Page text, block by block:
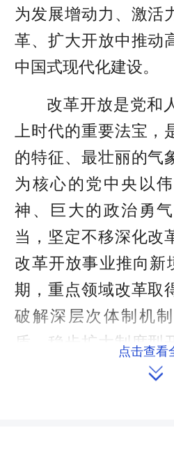
为发展增动力、激活
革、扩大开放中推动
中国式现代化建设。
改革开放是党和
上时代的重要法宝，
的特征、最壮丽的气
为核心的党中央以
神、巨大的政治勇
当，坚定不移深化改
改革开放事业推向新
期，重点领域改革取
破解深层次体制机
盾，稳步扩大制度型
放型经济新体制加
点击查看
